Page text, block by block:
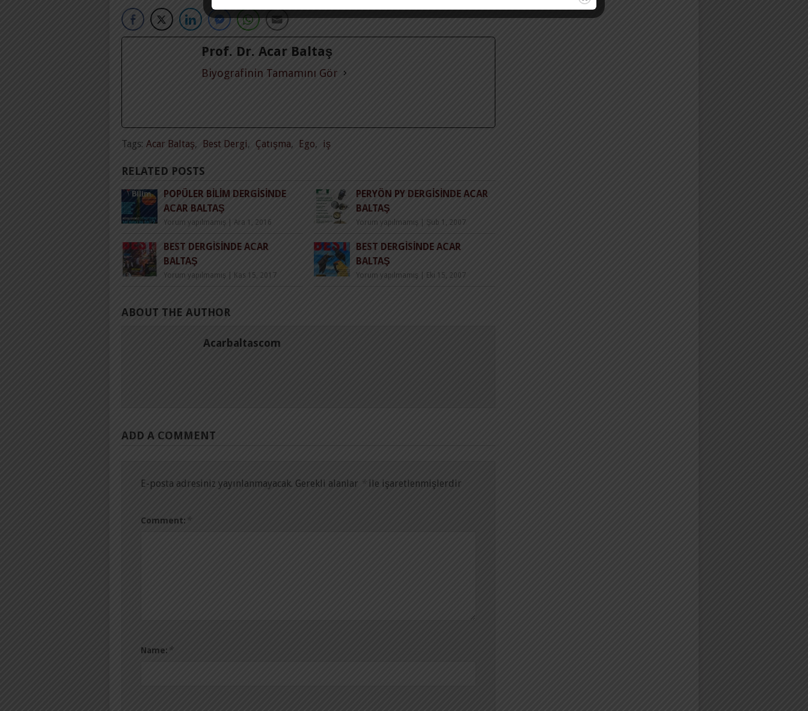
Prof. Dr. Acar Baltaş
Biyografinin Tamamını Gör
Tags: Acar Baltaş, Best Dergi, Çatışma, Ego, iş
RELATED POSTS
POPÜLER BILIM DERGISINDE
ACAR BALTAŞ
Yorum yapılmamış Ara 1, 2016
PERYÖN PY DERGISINDE ACAR
BALTAŞ
Yorum yapılmamış Şub 1, 2007
BEST DERGISINDE ACAR
BALTAŞ
Yorum yapılmamış Kas 15, 2017
BEST DERGISINDE ACAR
BALTAŞ
Yorum yapılmamış Eki 15, 2007
ABOUT THE AUTHOR
Acarbaltascom
ADD A COMMENT
E-posta adresiniz yayınlanmayacak. Gerekli alanlar * ile işaretlenmişlerdir
Comment: *
Name: *